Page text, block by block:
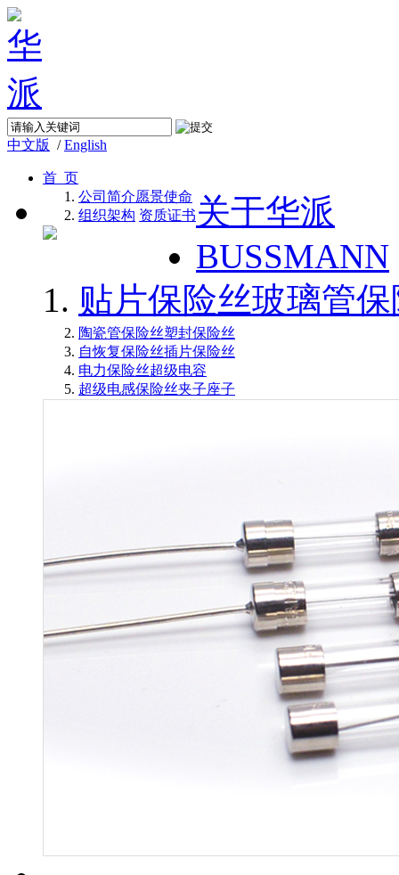
中文版 /English
首 页
关于华派
公司简介愿景使命
组织架构 资质证书
BUSSMANN
贴片保险丝玻璃管
陶瓷管保险丝塑封保险丝
自恢复保险丝插片保险丝
电力保险丝超级电容
超级电感保险丝夹子座子